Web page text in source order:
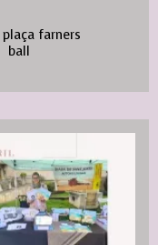
plaça farners
ball